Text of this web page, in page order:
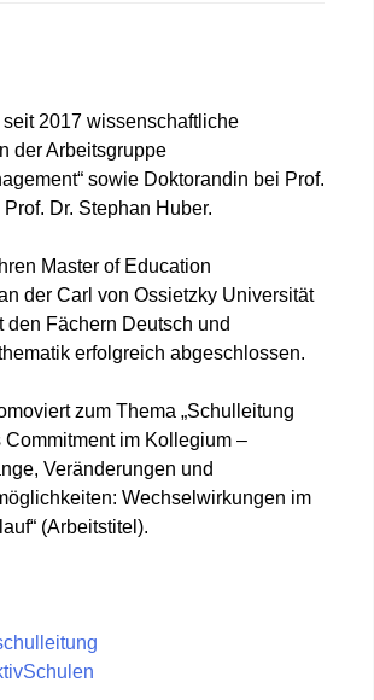
2017 wissenschaftliche
der Arbeitsgruppe
sowie Doktorandin bei Prof.
Prof. Dr. Stephan Huber.
Master of Education
der Carl von Ossietzky Universität
den Fächern Deutsch und
erfolgreich abgeschlossen.
zum Thema „Schulleitung
Commitment im Kollegium –
Veränderungen und
Wechselwirkungen im
(Arbeitstitel).